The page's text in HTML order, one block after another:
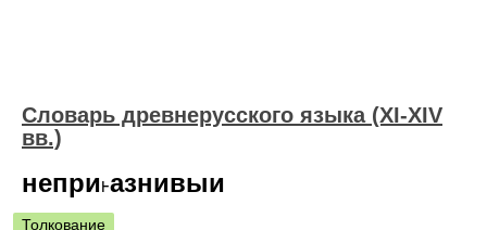
Словарь древнерусского языка (XI-XIV
вв.)
непри˫азнивыи
Толкование